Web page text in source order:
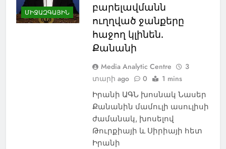
ՄԻՋԱԶԳԱՅԻՆ
բարելավմանն
ուղղված ջանքերը
հաջող կլինեն.
Քանանի
Media Analytic Centre
3
տարի ago
0 1 mins
Իրանի ԱԳՆ խոսնակ Նասեր
Քանանին մամուլի ասուլիսի
ժամանակ, խոսելով
Թուրքիայի և Սիրիայի հետ
Իրանի